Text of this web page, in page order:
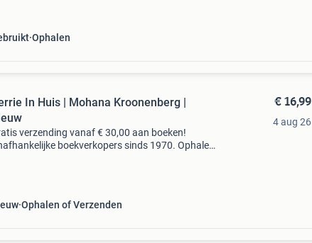
Ophalen
In Huis | Mohana Kroonenberg |
verzending vanaf € 30,00 aan boeken!
boekverkopers sinds 1970. Ophalen
Ophalen of Verzenden
€ 16,99
4 aug 26